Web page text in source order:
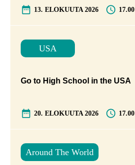
13. ELOKUUTA 2026 17.00
USA
Go to High School in the USA
20. ELOKUUTA 2026 17.00
Around The World